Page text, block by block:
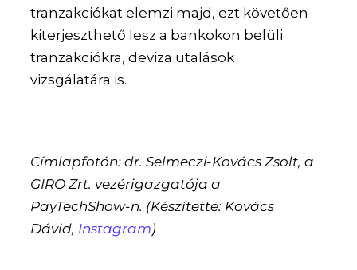
tranzakciókat elemzi majd, ezt követően
kiterjeszthető lesz a bankokon belüli
tranzakciókra, deviza utalások
vizsgálatára is.
Címlapfotón: dr. Selmeczi-Kovács Zsolt, a
GIRO Zrt. vezérigazgatója a
PayTechShow-n. (Készítette: Kovács
Dávid, Instagram)